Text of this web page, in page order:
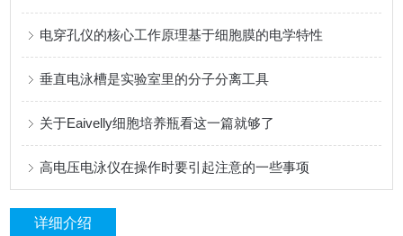
电穿孔仪的核心工作原理基于细胞膜的电学特性
垂直电泳槽是实验室里的分子分离工具
关于Eaivelly细胞培养瓶看这一篇就够了
高电压电泳仪在操作时要引起注意的一些事项
详细介绍